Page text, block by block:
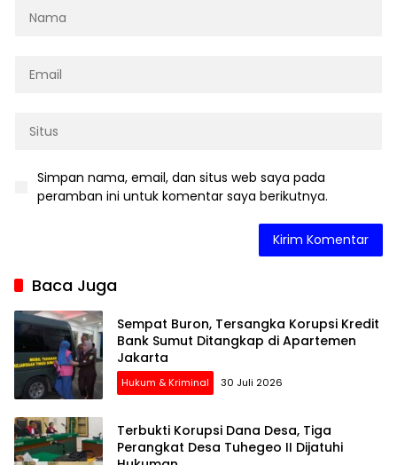
Simpan nama, email, dan situs web saya pada
peramban ini untuk komentar saya berikutnya.
Baca Juga
Sempat Buron, Tersangka Korupsi Kredit
Bank Sumut Ditangkap di Apartemen
Jakarta
Hukum & Kriminal 30 Juli 2026
Terbukti Korupsi Dana Desa, Tiga
Perangkat Desa Tuhegeo II Dijatuhi